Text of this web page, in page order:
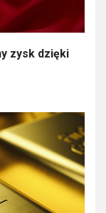
zysk dzięki